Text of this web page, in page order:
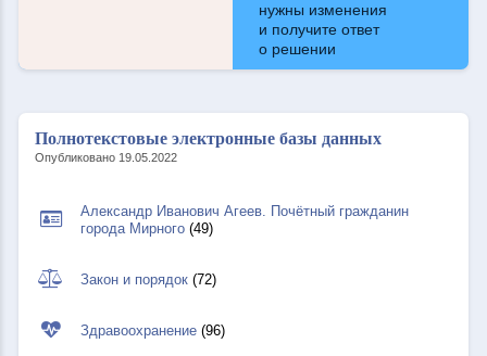
нужны изменения
и получите ответ
о решении
Написать
Полнотекстовые электронные базы данных
Опубликовано 19.05.2022
Александр Иванович Агеев. Почётный гражданин
города Мирного (49)
Закон и порядок (72)
Здравоохранение (96)